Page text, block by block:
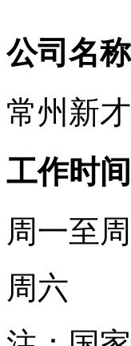
公司名称
常州新
工作时间
周一至
周六